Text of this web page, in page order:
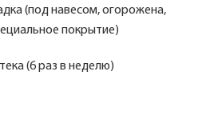
(под навесом, огорожена,
покрытие)
(6 раз в неделю)